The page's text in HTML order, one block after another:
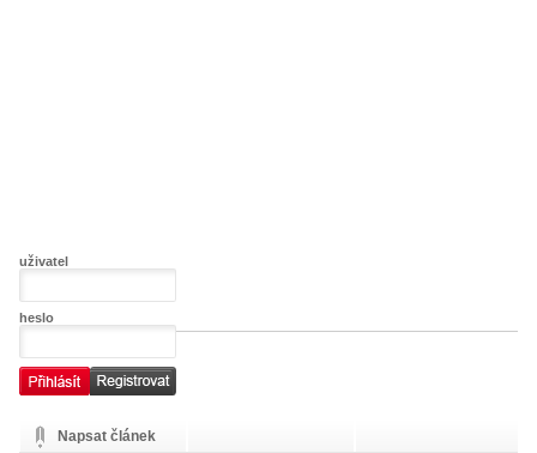
uživatel
heslo
Napsat článek